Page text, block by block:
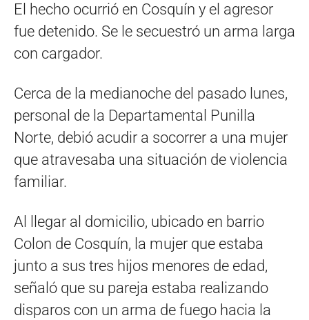
El hecho ocurrió en Cosquín y el agresor
fue detenido. Se le secuestró un arma larga
con cargador.
Cerca de la medianoche del pasado lunes,
personal de la Departamental Punilla
Norte, debió acudir a socorrer a una mujer
que atravesaba una situación de violencia
familiar.
Al llegar al domicilio, ubicado en barrio
Colon de Cosquín, la mujer que estaba
junto a sus tres hijos menores de edad,
señaló que su pareja estaba realizando
disparos con un arma de fuego hacia la